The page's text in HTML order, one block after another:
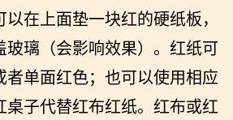
在上面垫一块红的硬纸板，
玻璃（会影响效果）。红纸可
者单面红色；也可以使用相应
桌子代替红布红纸。红布或红